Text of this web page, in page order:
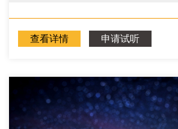
查看详情 申请试听